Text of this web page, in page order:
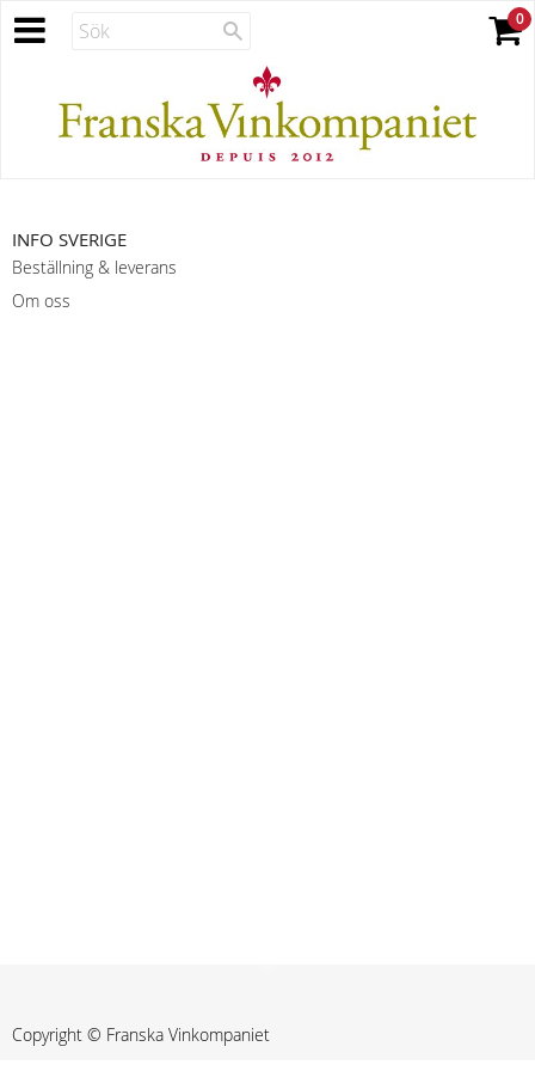
INFO SVERIGE
Beställning & leverans
Om oss
Copyright © Franska Vinkompaniet